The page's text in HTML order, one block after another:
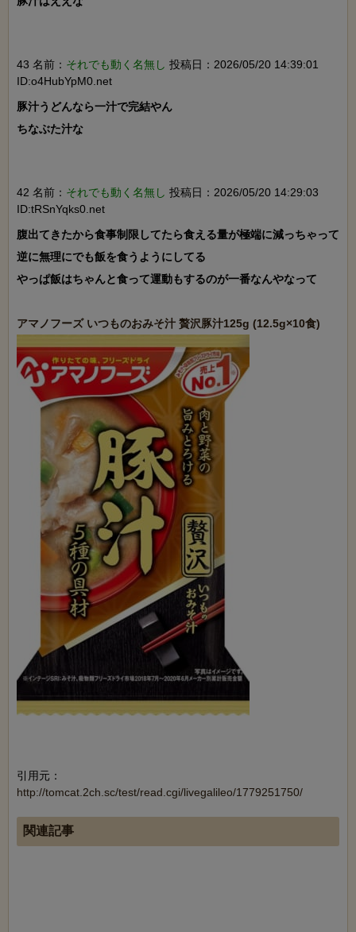
43 名前： それでも動く名無し 投稿日：2026/05/20 14:39:01
ID:o4HubYpM0.net
豚汁うどんなら一汁で完結やん
ちなぶた汁な
42 名前： それでも動く名無し 投稿日：2026/05/20 14:29:03
ID:tRSnYqks0.net
腹出てきたから食事制限してたら食える量が極端に減っちゃって
逆に無理にでも飯を食うようにしてる
やっぱ飯はちゃんと食って運動もするのが一番なんやなって
引用元：
http://tomcat.2ch.sc/test/read.cgi/livegalileo/1779251750/
関連記事